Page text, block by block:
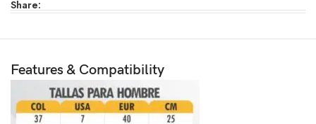
Share:
Features & Compatibility